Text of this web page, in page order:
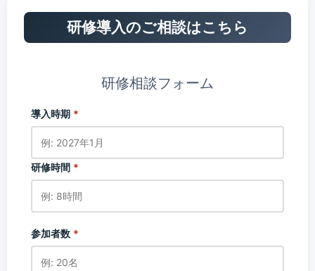
研修導入のご相談はこちら
研修相談フォーム
導入時期 *
研修時間 *
参加者数 *